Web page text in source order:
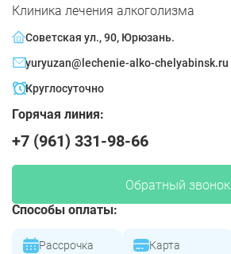
Клиника лечения алкоголизма
Советская ул., 90, Юрюзань.
yuryuzan@lechenie-alko-chelyabinsk.ru
Круглосуточно
Горячая линия:
+7 (961) 331-98-66
Обратный звонок
Способы оплаты:
Рассрочка Карта